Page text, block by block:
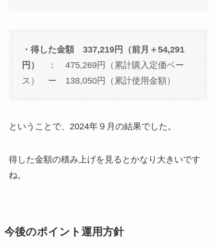
・得した金額 337,219円（前月＋54,291
円）
： 475,269円（累計購入定価ベー
ス） ー 138,050円（累計使用金額）
ということで、2024年９月の結果でした。
得した金額の積み上げを見るとかなり大きいです
ね。
今後のポイント運用方針